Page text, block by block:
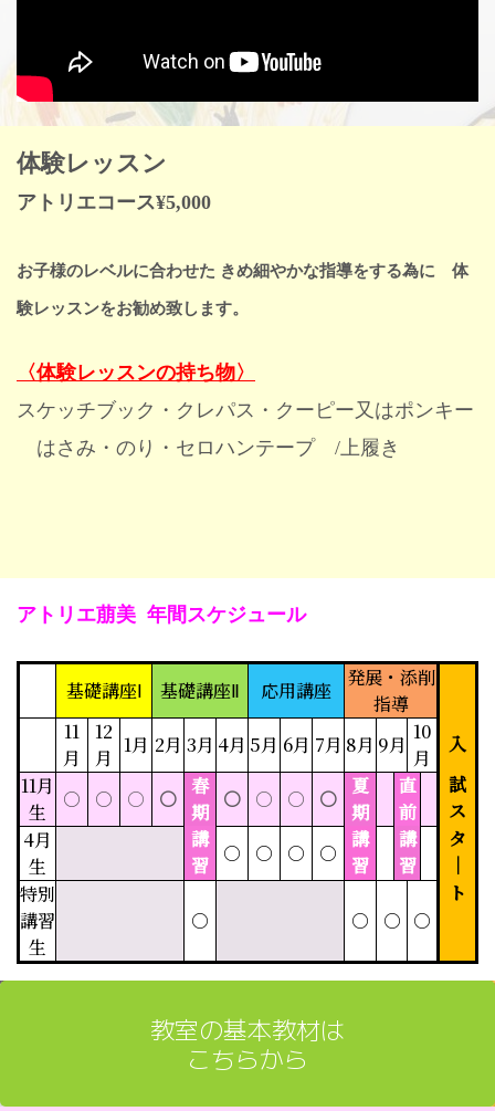
体験レッスン
アトリエコース¥5,000
お子様のレベルに合わせた きめ細やかな指導をする為に 体
験レッスンをお勧め致します。
〈体験レッスンの持ち物〉
スケッチブック・クレパス・クーピー又はポンキー
はさみ・のり・セロハンテープ /上履き
アトリエ萠美 年間スケジュール
基礎講座Ⅰ 基礎講座Ⅱ 応用講座
発展・添削
指導
11
月
12
月
1月 2月 3月 4月 5月 6月 7月 8月 9月
10
月
入
11月
生
○ ○ ○ ○
春
期
○ ○ ○ ○
夏
期
直
前
試
ス
4月
生
講
習
○ ○ ○ ○
講
習
講
習
タ
｜
特別
○
○ ○ ○
ト
講習
生
教室の基本教材は
こちらから